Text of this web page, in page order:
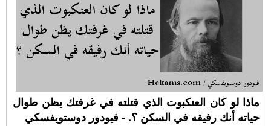
ماذا لو كان العنكبوت الذي قتلته في غرفتك يظن طوال
حياته أنك رفيقه في السكن ؟. - فيودور دوستويفسكي